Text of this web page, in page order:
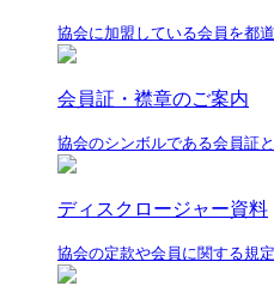
協会に加盟している会員を都
会員証・襟章のご案内
協会のシンボルである会員証
ディスクロージャー資料
協会の定款や会員に関する規